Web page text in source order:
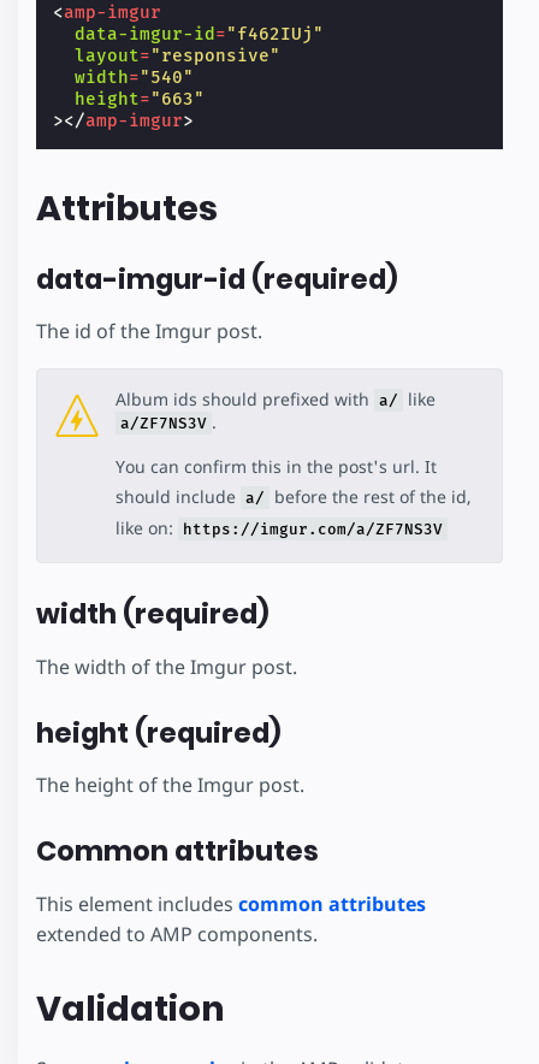
<amp-imgur
data-imgur-id ="f462IUj"
layout="responsive"
width="540"
height="663"
></amp-imgur>
Attributes
data-imgur-id (required)
The id of the Imgur post.
Album ids should prefixed with a/ like
a/ZF7NS3V .
You can confirm this in the post's url. It
should include a/
before the rest of the id,
like on:
https://imgur.com/a/ZF7NS3V
width (required)
The width of the Imgur post.
height (required)
The height of the Imgur post.
Common attributes
This element includes common attributes
extended to AMP components.
Validation